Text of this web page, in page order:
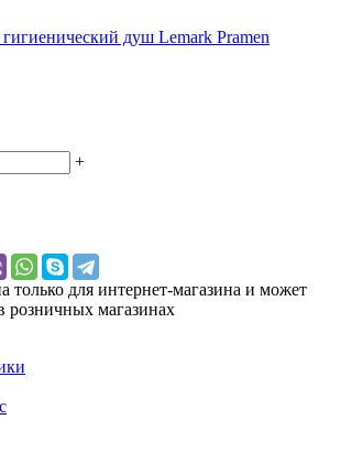
+
только для интернет-магазина и может
розничных магазинах